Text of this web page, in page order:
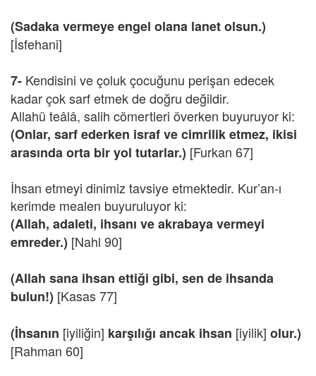
(Sadaka vermeye engel olana lanet olsun.)
[İsfehani]
7- Kendisini ve çoluk çocuğunu perişan edecek
kadar çok sarf etmek de doğru değildir.
Allahü teâlâ, salih cömertleri överken buyuruyor ki:
(Onlar, sarf ederken israf ve cimrilik etmez, ikisi
arasında orta bir yol tutarlar.) [Furkan 67]
İhsan etmeyi dinimiz tavsiye etmektedir. Kur’an-ı
kerimde mealen buyuruluyor ki:
(Allah, adaleti, ihsanı ve akrabaya vermeyi
emreder.) [Nahl 90]
(Allah sana ihsan ettiği gibi, sen de ihsanda
bulun!) [Kasas 77]
(İhsanın [iyiliğin] karşılığı ancak ihsan [iyilik] olur.)
[Rahman 60]